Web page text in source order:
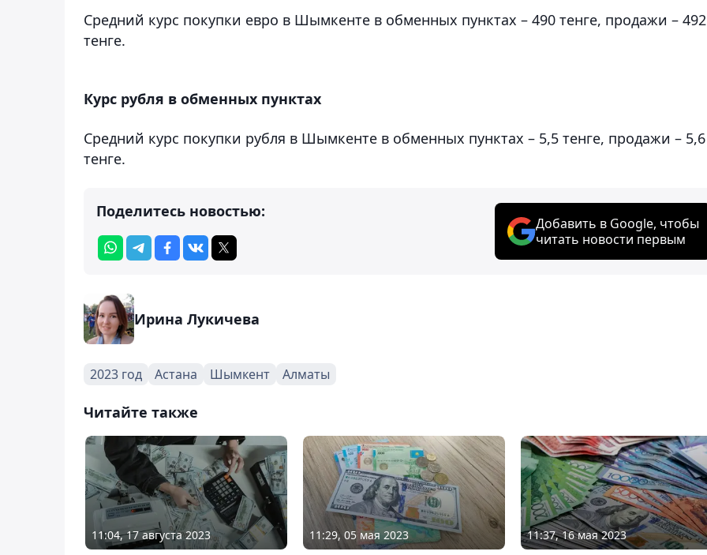
Средний курс покупки евро в Шымкенте в обменных пунктах – 490 тенге, продажи – 492
тенге.
Курс рубля в обменных пунктах
Средний курс покупки рубля в Шымкенте в обменных пунктах – 5,5 тенге, продажи – 5,6
тенге.
Поделитесь новостью:
Добавить в Google, чтобы
читать новости первым
Ирина Лукичева
2023 год Астана Шымкент Алматы
Читайте также
11:04, 17 августа 2023 11:29, 05 мая 2023 11:37, 16 мая 2023